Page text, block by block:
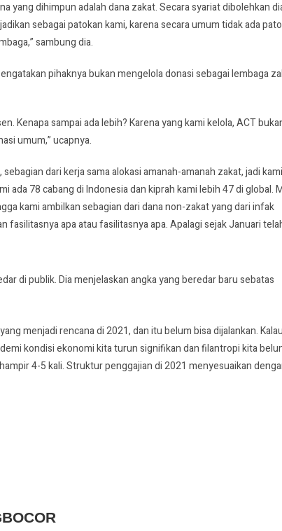
yang dihimpun adalah dana zakat. Secara syariat dibolehkan
sebagai patokan kami, karena secara umum tidak ada
sambung dia.
pihaknya bukan mengelola donasi sebagai lembaga
Kenapa sampai ada lebih? Karena yang kami kelola, ACT
umum,” ucapnya.
dari kerja sama alokasi amanah-amanah zakat, jadi kami
ada 78 cabang di Indonesia dan kiprah kami lebih 47 di global.
kami ambilkan sebagian dari dana non-zakat yang dari infak
apa atau fasilitasnya apa. Apalagi sejak Januari
di publik. Dia menjelaskan angka yang beredar baru sebatas
menjadi rencana di 2021, dan itu belum bisa dijalankan. Kalau
kondisi ekonomi kita turun signifikan dan filantropi kita
4-5 kali. Struktur penggajian di 2021 menyesuaikan